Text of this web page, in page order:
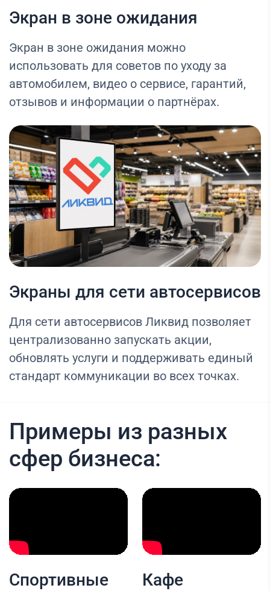
Экран в зоне ожидания
Экран в зоне ожидания можно
использовать для советов по уходу за
автомобилем, видео о сервисе, гарантий,
отзывов и информации о партнёрах.
Экраны для сети автосервисов
Для сети автосервисов Ликвид позволяет
централизованно запускать акции,
обновлять услуги и поддерживать единый
стандарт коммуникации во всех точках.
Примеры из разных
сфер бизнеса:
Спортивные
Кафе